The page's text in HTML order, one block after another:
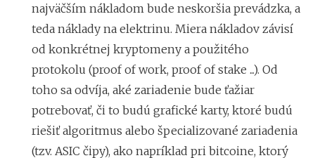
najväčším nákladom bude neskoršia prevádzka, a
teda náklady na elektrinu. Miera nákladov závisí
od konkrétnej kryptomeny a použitého
protokolu (proof of work, proof of stake ...). Od
toho sa odvíja, aké zariadenie bude ťažiar
potrebovať, či to budú grafické karty, ktoré budú
riešiť algoritmus alebo špecializované zariadenia
(tzv. ASIC čipy), ako napríklad pri bitcoine, ktorý